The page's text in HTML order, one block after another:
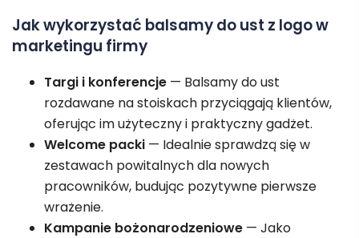
Jak wykorzystać balsamy do ust z logo w
marketingu firmy
Targi i konferencje — Balsamy do ust
rozdawane na stoiskach przyciągają klientów,
oferując im użyteczny i praktyczny gadżet.
Welcome packi — Idealnie sprawdzą się w
zestawach powitalnych dla nowych
pracowników, budując pozytywne pierwsze
wrażenie.
Kampanie bożonarodzeniowe — Jako